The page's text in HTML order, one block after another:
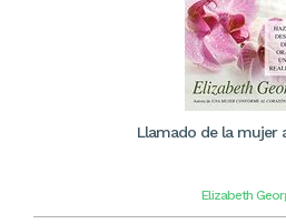
Llamado de la mujer
Elizabeth